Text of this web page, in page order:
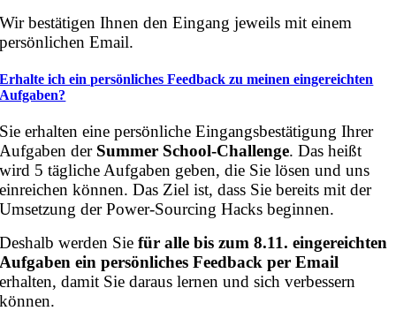
Wir bestätigen Ihnen den Eingang jeweils mit einem
persönlichen Email.
Erhalte ich ein persönliches Feedback zu meinen eingereichten
Aufgaben?
Sie erhalten eine persönliche Eingangsbestätigung Ihrer
Aufgaben der Summer School-Challenge. Das heißt
wird 5 tägliche Aufgaben geben, die Sie lösen und uns
einreichen können. Das Ziel ist, dass Sie bereits mit der
Umsetzung der Power-Sourcing Hacks beginnen.
Deshalb werden Siefür alle bis zum 8.11. eingereichten
Aufgaben ein persönliches Feedback per Email
erhalten, damit Sie daraus lernen und sich verbessern
können.